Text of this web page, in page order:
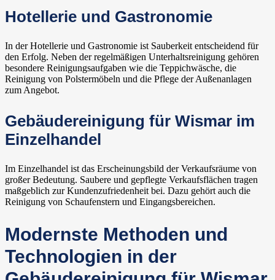
Hotellerie und Gastronomie
In der Hotellerie und Gastronomie ist Sauberkeit entscheidend für
den Erfolg. Neben der regelmäßigen Unterhaltsreinigung gehören
besondere Reinigungsaufgaben wie die Teppichwäsche, die
Reinigung von Polstermöbeln und die Pflege der Außenanlagen
zum Angebot.
Gebäudereinigung für Wismar im
Einzelhandel
Im Einzelhandel ist das Erscheinungsbild der Verkaufsräume von
großer Bedeutung. Saubere und gepflegte Verkaufsflächen tragen
maßgeblich zur Kundenzufriedenheit bei. Dazu gehört auch die
Reinigung von Schaufenstern und Eingangsbereichen.
Modernste Methoden und
Technologien in der